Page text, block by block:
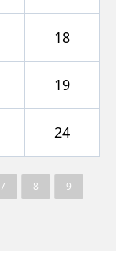
18
19
24
7 8 9